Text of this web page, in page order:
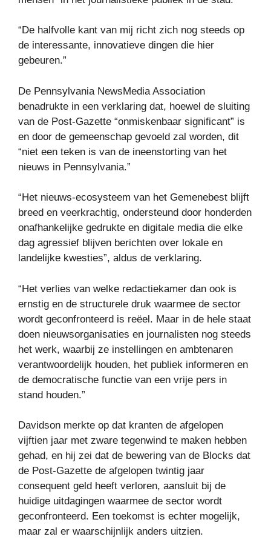
“De halfvolle kant van mij richt zich nog steeds op
de interessante, innovatieve dingen die hier
gebeuren.”
De Pennsylvania NewsMedia Association
benadrukte in een verklaring dat, hoewel de sluiting
van de Post-Gazette “onmiskenbaar significant” is
en door de gemeenschap gevoeld zal worden, dit
“niet een teken is van de ineenstorting van het
nieuws in Pennsylvania.”
“Het nieuws-ecosysteem van het Gemenebest blijft
breed en veerkrachtig, ondersteund door honderden
onafhankelijke gedrukte en digitale media die elke
dag agressief blijven berichten over lokale en
landelijke kwesties”, aldus de verklaring.
“Het verlies van welke redactiekamer dan ook is
ernstig en de structurele druk waarmee de sector
wordt geconfronteerd is reëel. Maar in de hele staat
doen nieuwsorganisaties en journalisten nog steeds
het werk, waarbij ze instellingen en ambtenaren
verantwoordelijk houden, het publiek informeren en
de democratische functie van een vrije pers in
stand houden.”
Davidson merkte op dat kranten de afgelopen
vijftien jaar met zware tegenwind te maken hebben
gehad, en hij zei dat de bewering van de Blocks dat
de Post-Gazette de afgelopen twintig jaar
consequent geld heeft verloren, aansluit bij de
huidige uitdagingen waarmee de sector wordt
geconfronteerd. Een toekomst is echter mogelijk,
maar zal er waarschijnlijk anders uitzien.